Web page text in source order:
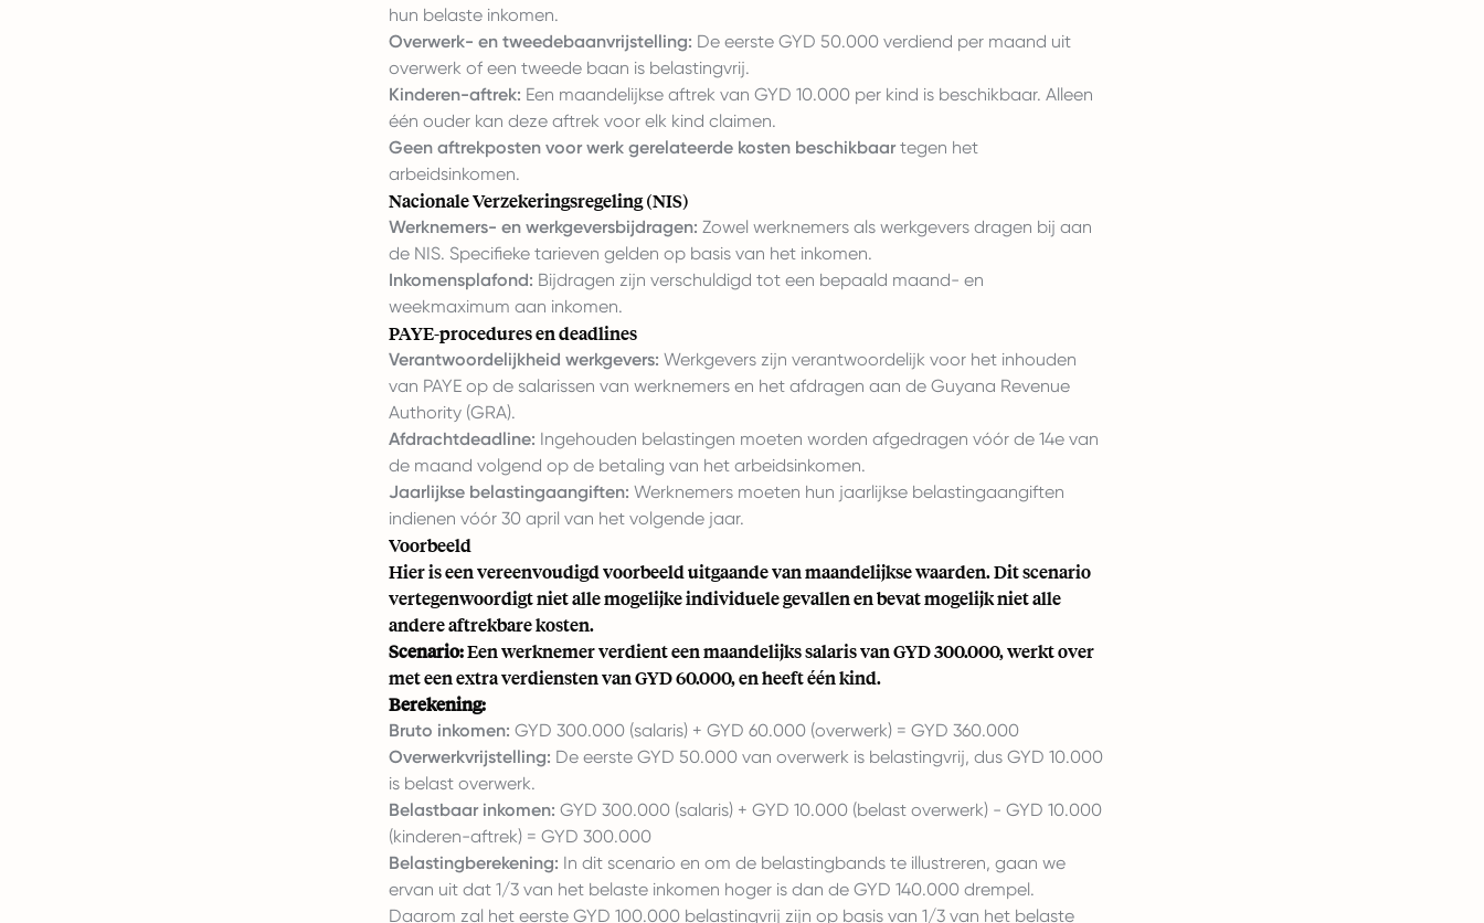
hun belaste inkomen.
Overwerk- en tweedebaanvrijstelling: De eerste GYD 50.000 verdiend per maand uit
overwerk of een tweede baan is belastingvrij.
Kinderen-aftrek: Een maandelijkse aftrek van GYD 10.000 per kind is beschikbaar. Alleen
één ouder kan deze aftrek voor elk kind claimen.
Geen aftrekposten voor werk gerelateerde kosten beschikbaartegen het
arbeidsinkomen.
Nacionale Verzekeringsregeling (NIS)
Werknemers- en werkgeversbijdragen: Zowel werknemers als werkgevers dragen bij aan
de NIS. Specifieke tarieven gelden op basis van het inkomen.
Inkomensplafond: Bijdragen zijn verschuldigd tot een bepaald maand- en
weekmaximum aan inkomen.
PAYE-procedures en deadlines
Verantwoordelijkheid werkgevers: Werkgevers zijn verantwoordelijk voor het inhouden
van PAYE op de salarissen van werknemers en het afdragen aan de Guyana Revenue
Authority (GRA).
Afdrachtdeadline: Ingehouden belastingen moeten worden afgedragen vóór de 14e van
de maand volgend op de betaling van het arbeidsinkomen.
Jaarlijkse belastingaangiften: Werknemers moeten hun jaarlijkse belastingaangiften
indienen vóór 30 april van het volgende jaar.
Voorbeeld
Hier is een vereenvoudigd voorbeeld uitgaande van maandelijkse waarden. Dit scenario
vertegenwoordigt niet alle mogelijke individuele gevallen en bevat mogelijk niet alle
andere aftrekbare kosten.
Scenario:Een werknemer verdient een maandelijks salaris van GYD 300.000, werkt over
met een extra verdiensten van GYD 60.000, en heeft één kind.
Berekening:
Bruto inkomen: GYD 300.000 (salaris) + GYD 60.000 (overwerk) = GYD 360.000
Overwerkvrijstelling: De eerste GYD 50.000 van overwerk is belastingvrij, dus GYD 10.000
is belast overwerk.
Belastbaar inkomen: GYD 300.000 (salaris) + GYD 10.000 (belast overwerk) - GYD 10.000
(kinderen-aftrek) = GYD 300.000
Belastingberekening: In dit scenario en om de belastingbands te illustreren, gaan we
ervan uit dat 1/3 van het belaste inkomen hoger is dan de GYD 140.000 drempel.
Daarom zal het eerste GYD 100.000 belastingvrij zijn op basis van 1/3 van het belaste